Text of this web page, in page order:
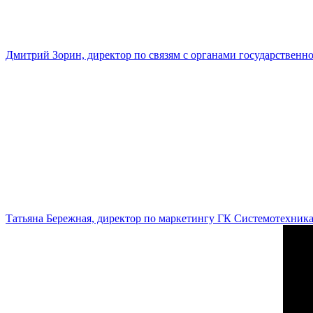
Дмитрий Зорин, директор по связям с органами
Татьяна Бережная, директор по маркетингу ГК Системотехника